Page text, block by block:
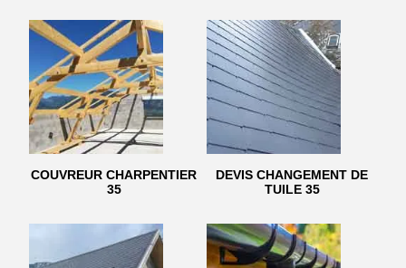
COUVREUR CHARPENTIER
35
DEVIS CHANGEMENT DE
TUILE 35